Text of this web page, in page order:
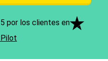
por los clientes en